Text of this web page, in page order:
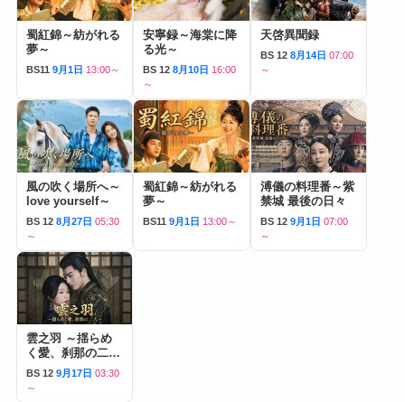
蜀紅錦～紡がれる
夢～
BS11 9月1日 13:00～
安寧録～海棠に降
る光～
BS 12 8月10日 16:00
～
天啓異聞録
BS 12 8月14日 07:00
～
風の吹く場所へ～
love yourself～
BS 12 8月27日 05:30
～
蜀紅錦～紡がれる
夢～
BS11 9月1日 13:00～
溥儀の料理番～紫
禁城 最後の日々
BS 12 9月1日 07:00
～
雲之羽 ～揺らめ
く愛、刹那の二人
～
BS 12 9月17日 03:30
～